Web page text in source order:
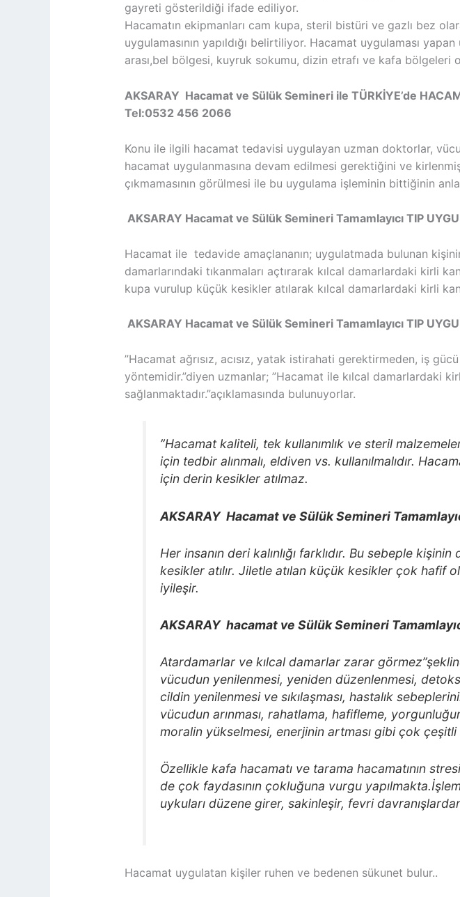
gayreti gösterildiği ifade ediliyor.
Hacamatın ekipmanları cam kupa, steril bistüri ve gazlı bez
uygulamasının yapıldığı belirtiliyor. Hacamat uygulaması
arası,bel bölgesi, kuyruk sokumu, dizin etrafı ve kafa bölgeleri
AKSARAY Hacamat ve Sülük Semineri ile TÜRKİYE’de
Tel:0532 456 2066
Konu ile ilgili hacamat tedavisi uygulayan uzman doktorlar,
hacamat uygulanmasına devam edilmesi gerektiğini ve
çıkmamasının görülmesi ile bu uygulama işleminin bittiğinin
AKSARAY Hacamat ve Sülük Semineri Tamamlayıcı TIP
Hacamat ile tedavide amaçlananın; uygulatmada bulunan
damarlarındaki tıkanmaları açtırarak kılcal damarlardaki kirli
kupa vurulup küçük kesikler atılarak kılcal damarlardaki kirli
AKSARAY Hacamat ve Sülük Semineri Tamamlayıcı TIP
”Hacamat ağrısız, acısız, yatak istirahati gerektirmeden, iş
yöntemidir.”diyen uzmanlar; ”Hacamat ile kılcal damarlardaki
sağlanmaktadır.”açıklamasında bulunuyorlar.
”Hacamat kaliteli, tek kullanımlık ve steril
için tedbir alınmalı, eldiven vs. kullanılmalıdır.
için derin kesikler atılmaz.
AKSARAY Hacamat ve Sülük Semineri
Her insanın deri kalınlığı farklıdır. Bu sebeple
kesikler atılır. Jiletle atılan küçük kesikler çok
iyileşir.
AKSARAY hacamat ve Sülük Semineri
Atardamarlar ve kılcal damarlar zarar
vücudun yenilenmesi, yeniden düzenlenmesi,
cildin yenilenmesi ve sıkılaşması, hastalık
vücudun arınması, rahatlama, hafifleme,
moralin yükselmesi, enerjinin artması gibi çok çeşitli
Özellikle kafa hacamatı ve tarama hacamatının
de çok faydasının çokluğuna vurgu
uykuları düzene girer, sakinleşir, fevri
Hacamat uygulatan kişiler ruhen ve bedenen sükunet bulur..